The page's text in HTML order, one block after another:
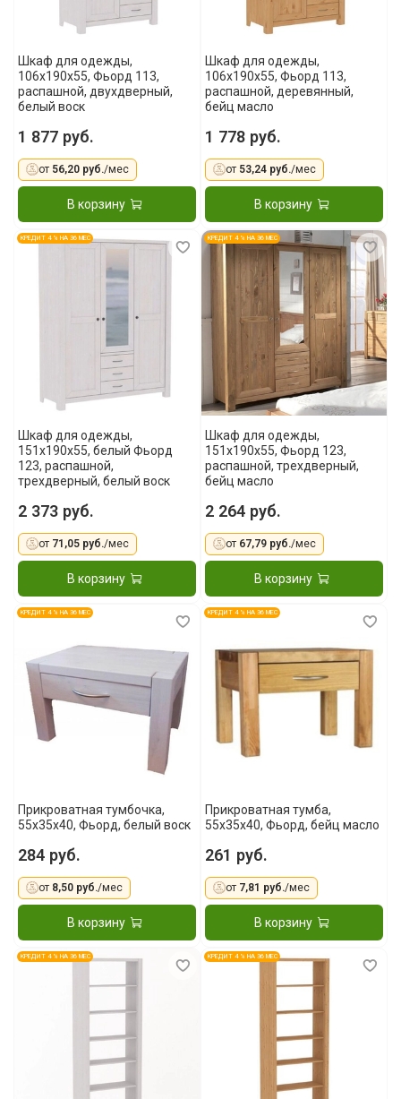
Шкаф для одежды,
106x190x55, Фьорд 113,
распашной, двухдверный,
белый воск
1 877 руб.
от 56,20 руб./мес
В корзину
Шкаф для одежды,
106x190x55, Фьорд 113,
распашной, деревянный,
бейц масло
1 778 руб.
от 53,24 руб./мес
В корзину
КРЕДИТ 4 % НА 36 МЕС
Шкаф для одежды,
151x190x55, белый Фьорд
123, распашной,
трехдверный, белый воск
2 373 руб.
от 71,05 руб./мес
В корзину
КРЕДИТ 4 % НА 36 МЕС
Шкаф для одежды,
151x190x55, Фьорд 123,
распашной, трехдверный,
бейц масло
2 264 руб.
от 67,79 руб./мес
В корзину
КРЕДИТ 4 % НА 36 МЕС
Прикроватная тумбочка,
55x35x40, Фьорд, белый воск
284 руб.
от 8,50 руб./мес
В корзину
КРЕДИТ 4 % НА 36 МЕС
Прикроватная тумба,
55x35x40, Фьорд, бейц масло
261 руб.
от 7,81 руб./мес
В корзину
КРЕДИТ 4 % НА 36 МЕС КРЕДИТ 4 % НА 36 МЕС